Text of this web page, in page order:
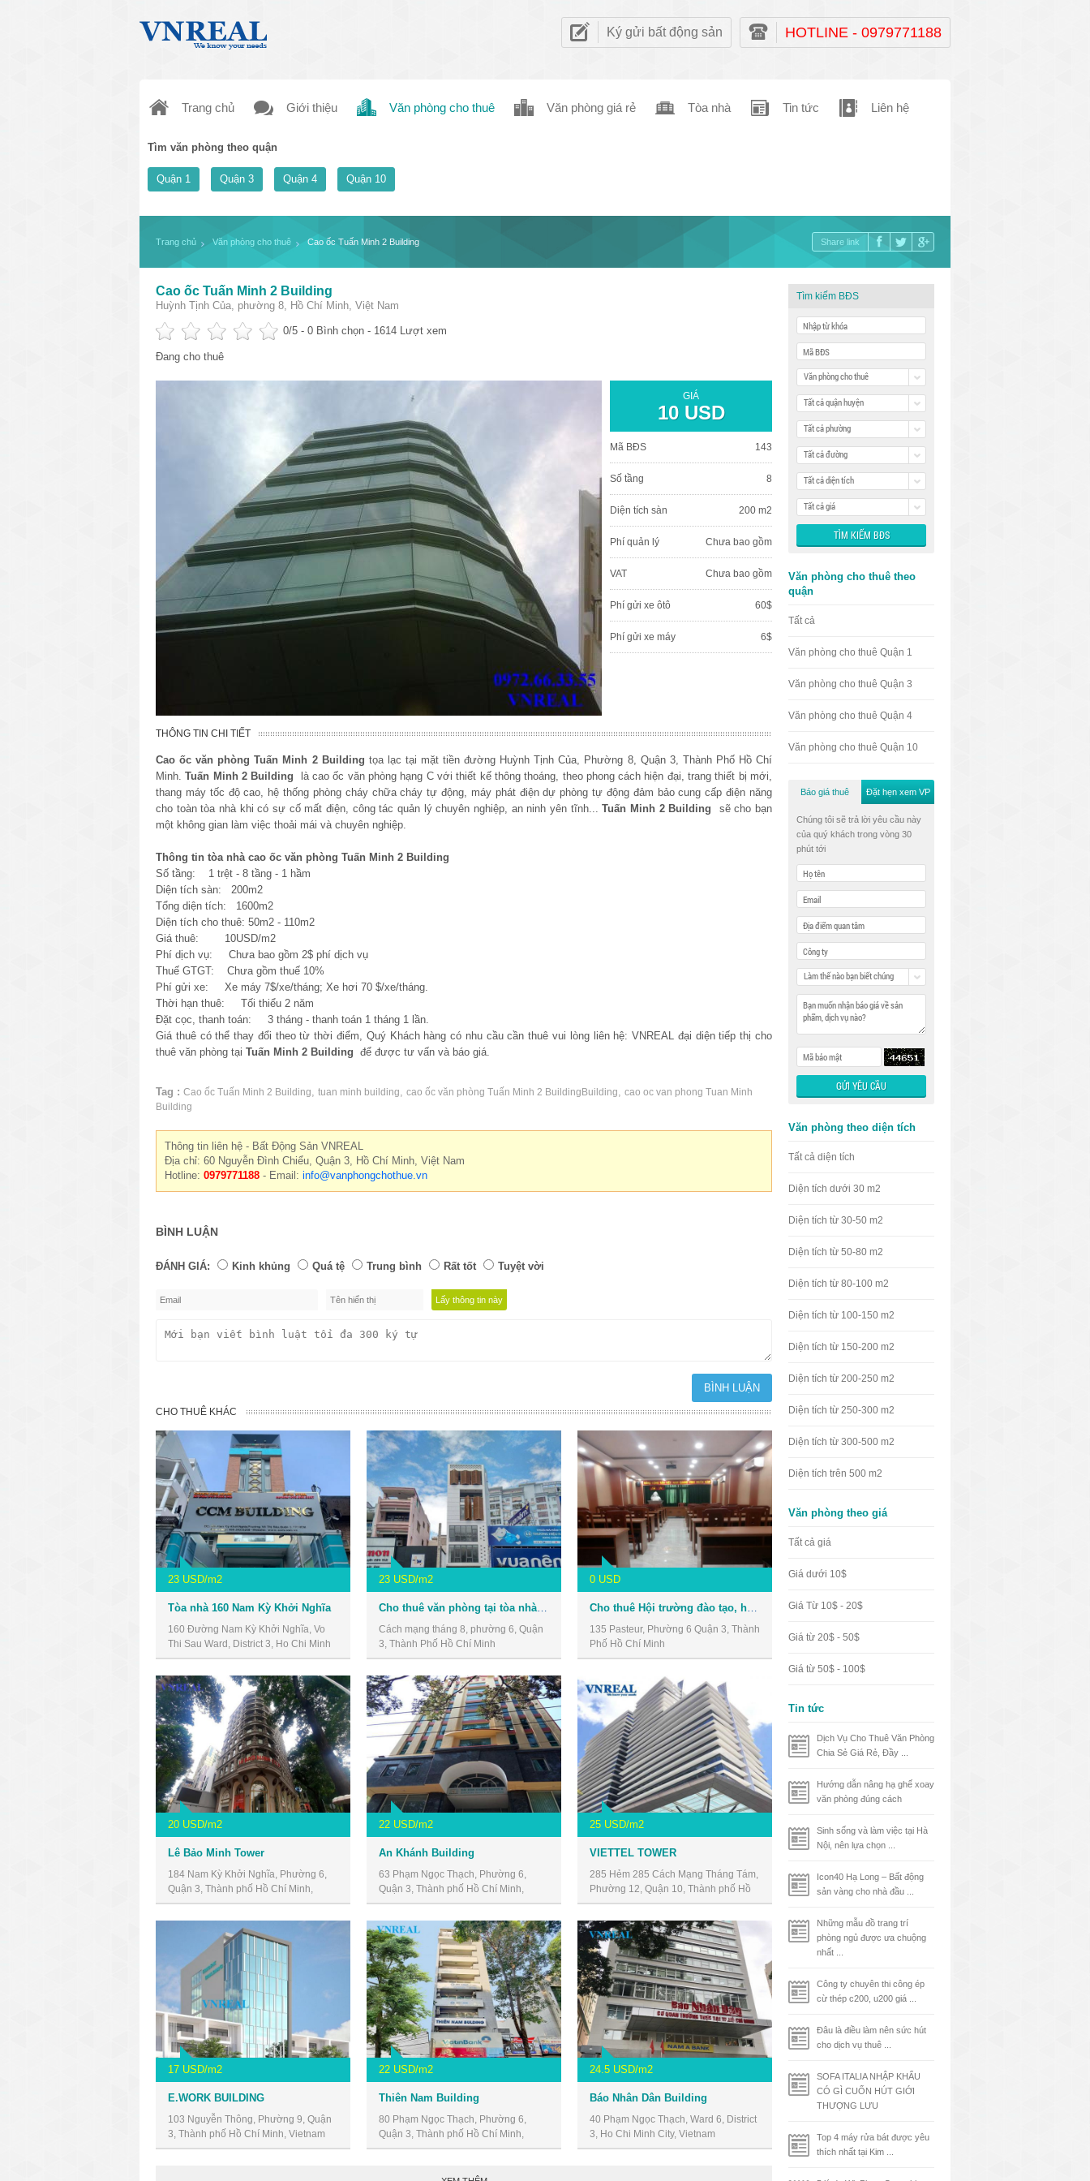
Ký gửi bất động sản HOTLINE - 0979771188
Trang chủ Giới thiệu Văn phòng cho thuê Văn phòng giá rẻ Tòa nhà Tin tức Liên hệ
Tìm văn phòng theo quận
Quận 1 Quận 3 Quận 4 Quận 10
Trang chủ Văn phòng cho thuê Cao ốc Tuấn Minh 2 Building Share link
Cao ốc Tuấn Minh 2 Building
Huỳnh Tịnh Của, phường 8, Hồ Chí Minh, Việt Nam
0/5 - 0 Bình chọn - 1614 Lượt xem
Đang cho thuê
GIÁ
10 USD
Mã BĐS 143
Số tầng 8
Diện tích sàn 200 m2
Phí quản lý Chưa bao gồm
VAT Chưa bao gồm
Phí gửi xe ôtô 60$
Phí gửi xe máy 6$
THÔNG TIN CHI TIẾT
Cao ốc văn phòngTuấn Minh 2Building tọa lạc tại mặt tiền đường Huỳnh Tịnh Của, Phường 8, Quận 3, Thành Phố Hồ Chí
Minh.Tuấn Minh 2Building
là cao ốc văn phòng hạng C với thiết kế thông thoáng, theo phong cách hiện đại, trang thiết bị mới,
thang máy tốc độ cao, hệ thống phòng cháy chữa cháy tự động, máy phát điện dự phòng tự động đảm bảo cung cấp điện năng
cho toàn tòa nhà khi có sự cố mất điện, công tác quản lý chuyên nghiệp, an ninh yên tĩnh...
Tuấn Minh 2Building
sẽ cho bạn
một không gian làm việc thoải mái và chuyên nghiệp.
Thông tin tòa nhà cao ốc văn phòng Tuấn Minh 2 Building
Số tầng: 1 trệt - 8 tầng - 1 hầm
Diện tích sàn: 200m2
Tổng diện tích: 1600m2
Diện tích cho thuê: 50m2 - 110m2
Giá thuê: 10USD/m2
Phí dịch vụ: Chưa bao gồm 2$ phí dịch vụ
Thuế GTGT: Chưa gồm thuế 10%
Phí gửi xe: Xe máy 7$/xe/tháng; Xe hơi 70 $/xe/tháng.
Thời hạn thuê: Tối thiểu 2 năm
Đặt cọc, thanh toán: 3 tháng - thanh toán 1 tháng 1 lần.
Giá thuê có thể thay đổi theo từ thời điểm, Quý Khách hàng có nhu cầu cần thuê vui lòng liên hệ: VNREAL đại diện tiếp thị cho
thuê văn phòng tại Tuấn Minh 2 Building để được tư vấn và báo giá.
Tag : Cao ốc Tuấn Minh 2 Building tuan minh building cao ốc văn phòng Tuấn Minh 2 BuildingBuilding
cao oc van phong Tuan Minh
Building
Thông tin liên hệ - Bất Động Sản VNREAL
Địa chỉ: 60 Nguyễn Đình Chiểu, Quận 3, Hồ Chí Minh, Việt Nam
Hotline: 0979771188 - Email: info@vanphongchothue.vn
BÌNH LUẬN
ĐÁNH GIÁ: Kinh khủng Quá tệ Trung bình Rất tốt Tuyệt vời
CHO THUÊ KHÁC
23 USD/m2
Tòa nhà 160 Nam Kỳ Khởi Nghĩa
160 Đường Nam Kỳ Khởi Nghĩa, Vo
Thi Sau Ward, District 3, Ho Chi Minh
City, Vietnam
23 USD/m2
Cách mạng tháng 8, phường 6, Quận
3, Thành Phố Hồ Chí Minh
0 USD
135 Pasteur, Phường 6 Quận 3, Thành
Phố Hồ Chí Minh
20 USD/m2
Lê Bảo Minh Tower
184 Nam Kỳ Khởi Nghĩa, Phường 6,
Quận 3, Thành phố Hồ Chí Minh,
Vietnam
22 USD/m2
An Khánh Building
63 Phạm Ngọc Thạch, Phường 6,
Quận 3, Thành phố Hồ Chí Minh,
Vietnam
25 USD/m2
VIETTEL TOWER
285 Hẻm 285 Cách Mạng Tháng Tám,
Phường 12, Quận 10, Thành phố Hồ
Chí Minh, Vietnam
17 USD/m2
E.WORK BUILDING
103 Nguyễn Thông, Phường 9, Quận
3, Thành phố Hồ Chí Minh, Vietnam
22 USD/m2
Thiên Nam Building
80 Phạm Ngọc Thạch, Phường 6,
Quận 3, Thành phố Hồ Chí Minh,
Vietnam
24.5 USD/m2
Báo Nhân Dân Building
40 Phạm Ngọc Thạch, Ward 6, District
3, Ho Chi Minh City, Vietnam
Tìm kiếm BĐS
Văn phòng cho thuê
Tất cả quận huyện
Tất cả phường
Tất cả đường
Tất cả diện tích
Tất cả giá
Văn phòng cho thuê theo
quận
Tất cả
Văn phòng cho thuê Quận 1
Văn phòng cho thuê Quận 3
Văn phòng cho thuê Quận 4
Văn phòng cho thuê Quận 10
Báo giá thuê Đặt hẹn xem VP
Chúng tôi sẽ trả lời yêu cầu này
của quý khách trong vòng 30
phút tới
Làm thế nào bạn biết chúng
Văn phòng theo diện tích
Tất cả diện tích
Diện tích dưới 30 m2
Diện tích từ 30-50 m2
Diện tích từ 50-80 m2
Diện tích từ 80-100 m2
Diện tích từ 100-150 m2
Diện tích từ 150-200 m2
Diện tích từ 200-250 m2
Diện tích từ 250-300 m2
Diện tích từ 300-500 m2
Diện tích trên 500 m2
Văn phòng theo giá
Tất cả giá
Giá dưới 10$
Giá Từ 10$ - 20$
Giá từ 20$ - 50$
Giá từ 50$ - 100$
Tin tức
Dịch Vụ Cho Thuê Văn Phòng
Chia Sẻ Giá Rẻ, Đầy ...
Hướng dẫn nâng hạ ghế xoay
văn phòng đúng cách
Sinh sống và làm việc tại Hà
Nội, nên lựa chọn ...
Icon40 Hạ Long – Bất động
sản vàng cho nhà đầu ...
Những mẫu đồ trang trí
phòng ngủ được ưa chuộng
nhất ...
Công ty chuyên thi công ép
cừ thép c200, u200 giá ...
Đâu là điều làm nên sức hút
cho dịch vụ thuê ...
SOFA ITALIA NHẬP KHẨU
CÓ GÌ CUỐN HÚT GIỚI
THƯỢNG LƯU
Top 4 máy rửa bát được yêu
thích nhất tại Kim ...
văn phòng cho thuê quận 3
văn phòng quận 1
văn phòng quận 3
cao ốc văn phòng quận 1
cao ốc văn phòng quận 3